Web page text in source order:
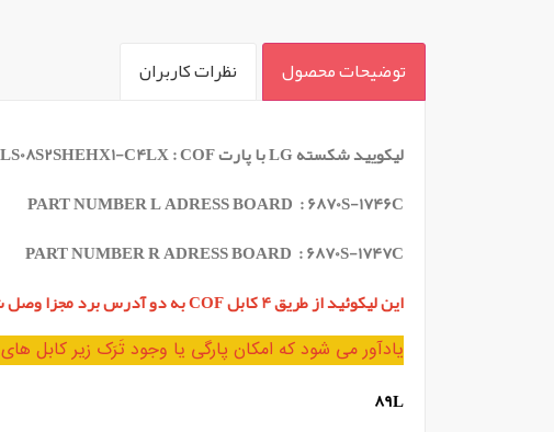
توضیحات محصول نظرات کاربران
لیکویید شکسته LG با پارت LS08S2SHEHX1-C4LX : COF و مدل های پشتیبانی شده : 47LB56100 , 47LB5610 , 47LB5630
PART NUMBER L ADRESS BOARD : 6870S-1746C
PART NUMBER R ADRESS BOARD :6870S-1747C
این لیکوئید از طریق 4 کابل COF به دو آدرس برد مجزا وصل شده است که با هم عرضه می شود
یادآور می شود که امکان پارگی یا وجود تَرَک زیر کابل های COF وجود دارد قبل از خرید به این مورد توجه فرمایید
89L